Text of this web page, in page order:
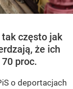
często jak
że ich
proc.
o deportacjach